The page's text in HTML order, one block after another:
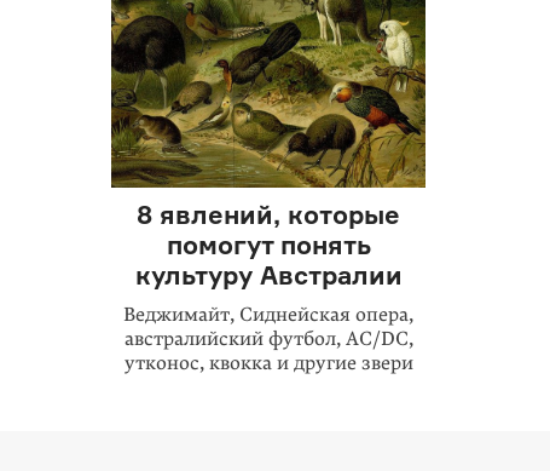
8 явлений, которые
помогут понять
культуру Австралии
Веджимайт, Сиднейская опера,
австралийский футбол, AC/DC,
утконос, квокка и другие звери